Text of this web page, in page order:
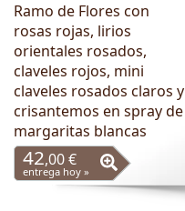
Ramo de Flores con
rosas rojas, lirios
orientales rosados,
claveles rojos, mini
claveles rosados claros y
crisantemos en spray de
margaritas blancas
42,00 €
entrega hoy »